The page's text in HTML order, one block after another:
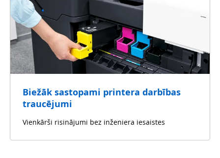
Biežāk sastopami printera darbības
traucējumi
Vienkārši risinājumi bez inženiera iesaistes